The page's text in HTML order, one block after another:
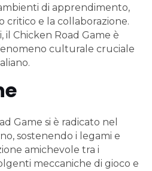
di apprendimento,
critico e la collaborazione.
il Chicken Road Game è
culturale cruciale
Game si è radicato nel
sostenendo i legami e
amichevole tra i
meccaniche di gioco e